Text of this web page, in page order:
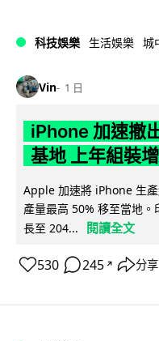
科技娛樂 生活娛樂 城
Vin 1 日
iPhone 加速撤
基地 上年組裝
Apple 加速將 iPhone 生
產量最高 50% 移至當地
長至 204...
閱讀全文
530 245 ↗ 分享